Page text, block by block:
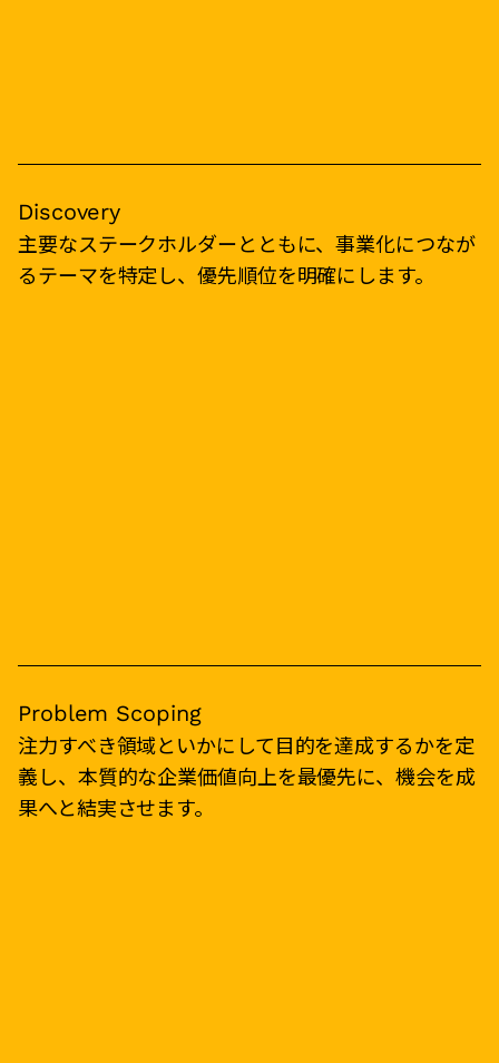
Discovery
主要なステークホルダーとともに、事業化につなが
るテーマを特定し、優先順位を明確にします。
Problem Scoping
注力すべき領域といかにして目的を達成するかを定
義し、本質的な企業価値向上を最優先に、機会を成
果へと結実させます。